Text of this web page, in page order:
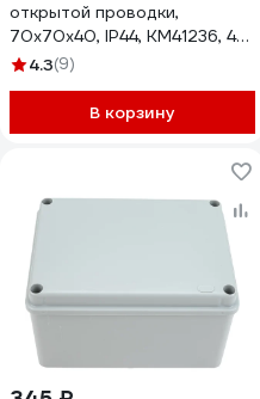
открытой проводки,
70x70x40, IP44, КМ41236, 4
гермоввода,защелкивающаяся
040-K41-44
4.3(9)
В корзину